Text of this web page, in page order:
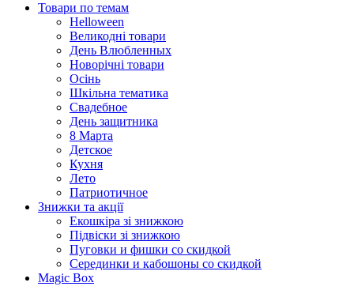
Товари по темам
Helloween
Великодні товари
День Влюбленных
Новорічні товари
Осінь
Шкільна тематика
Свадебное
День защитника
8 Марта
Детское
Кухня
Лето
Патриотичное
Знижки та акції
Екошкіра зі знижкою
Підвіски зі знижкою
Пуговки и фишки со скидкой
Серединки и кабошоны со скидкой
Magic Box